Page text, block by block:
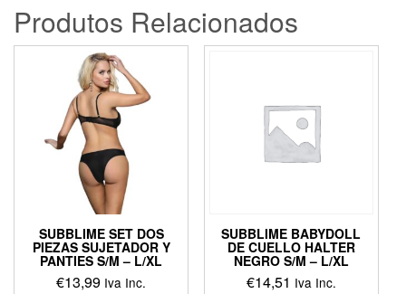
Produtos Relacionados
SUBBLIME SET DOS
PIEZAS SUJETADOR Y
PANTIES S/M – L/XL
€13,99 Iva Inc.
SUBBLIME BABYDOLL
DE CUELLO HALTER
NEGRO S/M – L/XL
€14,51 Iva Inc.